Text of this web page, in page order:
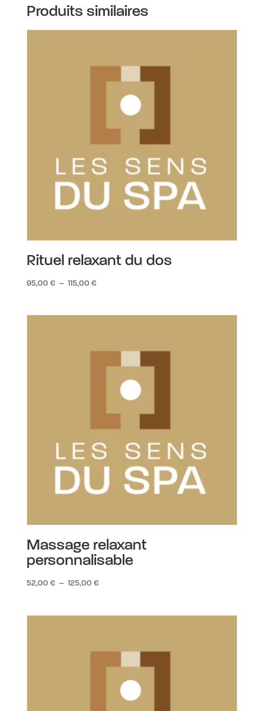
Produits similaires
Rituel relaxant du dos
95,00 € – 115,00 €Plage
115,00 €
Massage relaxant
personnalisable
52,00 € – 125,00 €Plage
125,00 €